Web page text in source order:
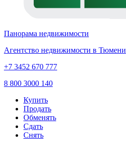
Панорама недвижимости
Агентство недвижимости в Тюмени
+7 3452 670 777
8 800 3000 140
Купить
Продать
Обменять
Сдать
Снять